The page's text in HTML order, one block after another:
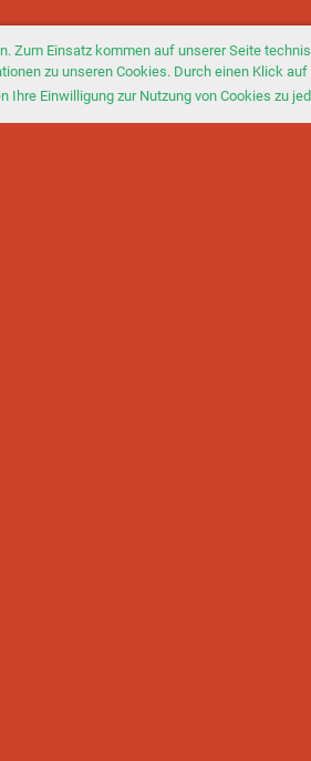
Zum Einsatz kommen auf unserer Seite
zu unseren Cookies. Durch einen Klick
Einwilligung zur Nutzung von Cookies zu